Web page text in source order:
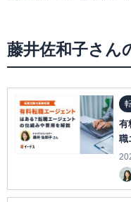
藤井佐和子さん
有
職